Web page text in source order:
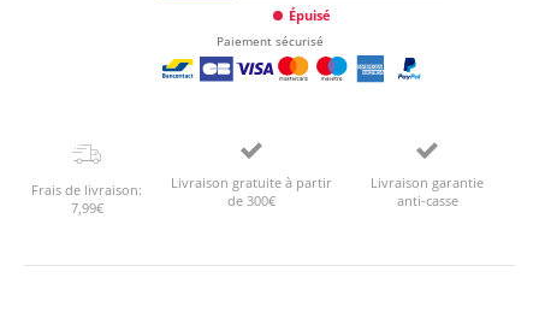
Épuisé
Paiement sécurisé
Frais de livraison:
7,99€
Livraison gratuite à partir
de 300€
Livraison garantie
anti-casse